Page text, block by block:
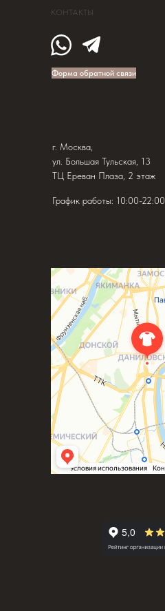
КОНТАКТЫ
г. Москва,
ул. Большая Тульская, 13
ТЦ Ереван Плаза, 2 этаж
График работы: 10:00-22:00
Форма обратной связи